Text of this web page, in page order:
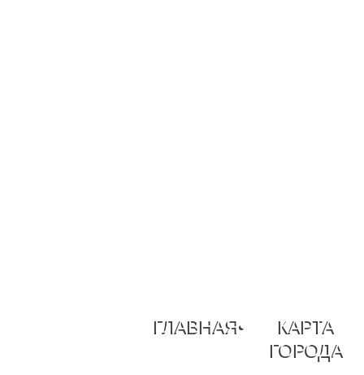
ГЛАВНАЯ•
КАРТА
ГОРОДА